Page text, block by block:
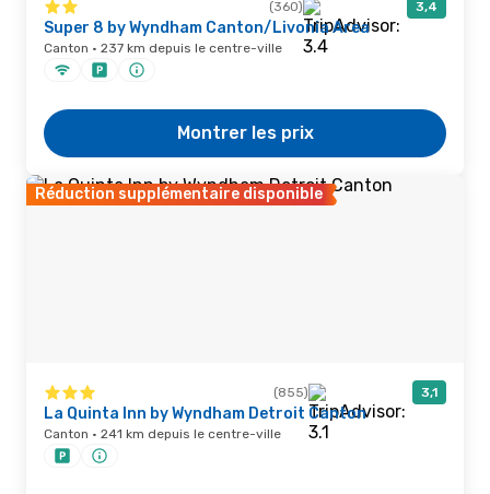
(360) 3,4
Super 8 by Wyndham Canton/Livonia Area
Canton · 237 km depuis le centre-ville
Montrer les prix
Réduction supplémentaire disponible
(855) 3,1
La Quinta Inn by Wyndham Detroit Canton
Canton · 241 km depuis le centre-ville